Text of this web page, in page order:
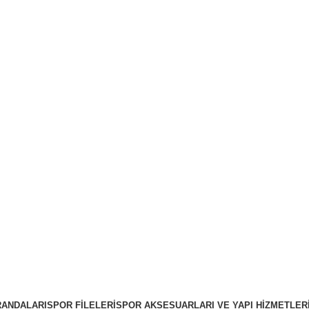
SPOR FILELERI SPOR AKSESUARLARI VE YAPI